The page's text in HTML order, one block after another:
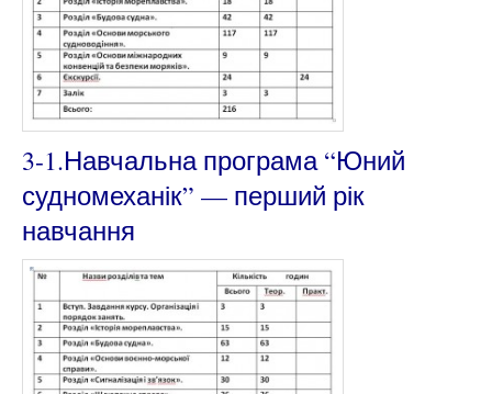
3-1.Навчальна програма “Юний
судномеханік” — перший рік
навчання